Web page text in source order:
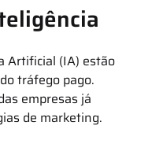
Artificial (IA) estão
tráfego pago.
empresas já
de marketing.